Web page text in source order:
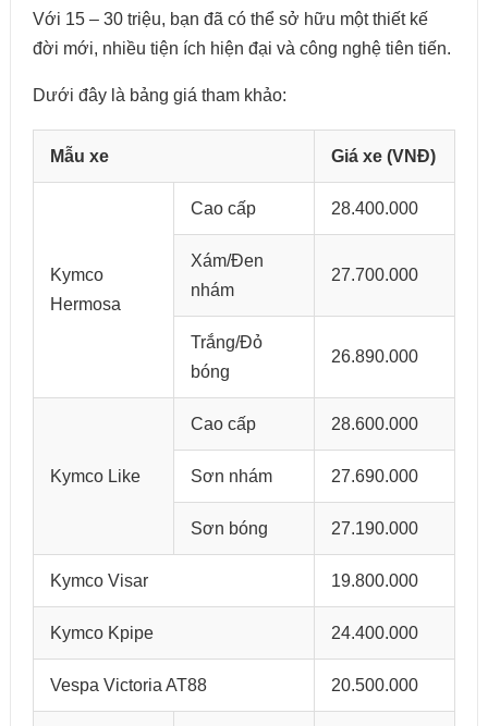
Với 15 – 30 triệu, bạn đã có thể sở hữu một thiết kế
đời mới, nhiều tiện ích hiện đại và công nghệ tiên tiến.
Dưới đây là bảng giá tham khảo:
Mẫu xe Giá xe (VNĐ)
Kymco
Hermosa
Cao cấp 28.400.000
Xám/Đen
nhám
27.700.000
Trắng/Đỏ
bóng
26.890.000
Kymco Like
Cao cấp 28.600.000
Sơn nhám 27.690.000
Sơn bóng 27.190.000
Kymco Visar 19.800.000
Kymco Kpipe 24.400.000
Vespa Victoria AT88 20.500.000